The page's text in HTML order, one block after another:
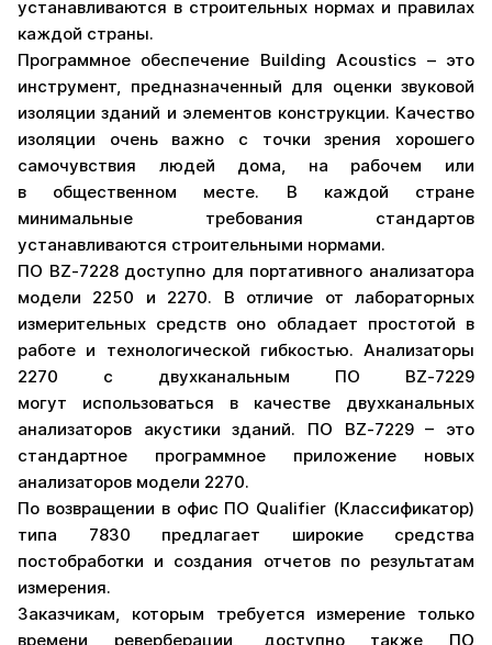
устанавливаются в строительных нормах и правилах
каждой страны.
Программное обеспечение Building Acoustics – это
инструмент, предназначенный для оценки звуковой
изоляции зданий и элементов конструкции. Качество
изоляции очень важно с точки зрения хорошего
самочувствия людей дома, на рабочем или
в общественном месте. В каждой стране
минимальные требования стандартов
устанавливаются строительными нормами.
ПО BZ‐7228 доступно для портативного анализатора
модели 2250 и 2270. В отличие от лабораторных
измерительных средств оно обладает простотой в
работе и технологической гибкостью. Анализаторы
2270 с двухканальным ПО BZ‐7229
могут использоваться в качестве двухканальных
анализаторов акустики зданий. ПО BZ‐7229 – это
стандартное программное приложение новых
анализаторов модели 2270.
По возвращении в офис ПО Qualifier (Классификатор)
типа 7830 предлагает широкие средства
постобработки и создания отчетов по результатам
измерения.
Заказчикам, которым требуется измерение только
времени реверберации, доступно также ПО